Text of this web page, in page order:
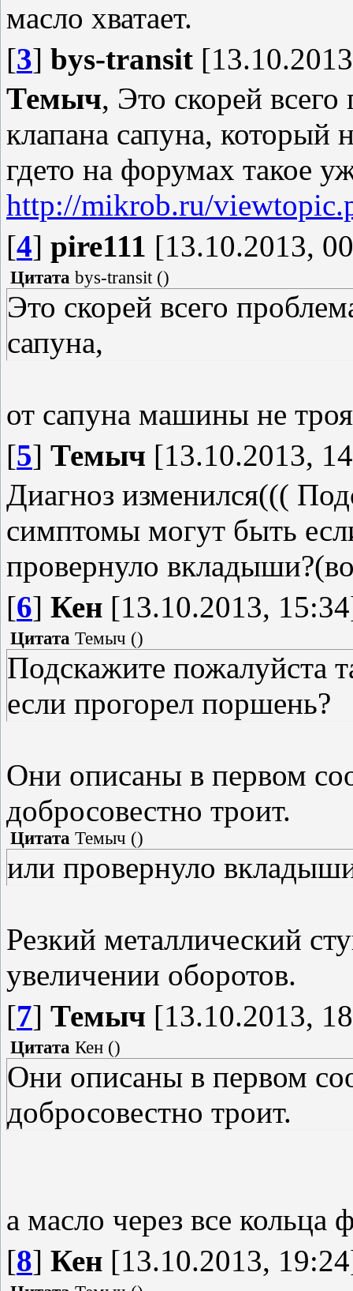
масло хватает.
[3] bys-transit
Темыч, Это скорей
клапана сапуна, который
гдето на форумах такое
http://mikrob.ru/
[4] pire111 [13.10.2013,
Цитата bys-transit()
Это скорей всего
сапуна,
от сапуна машины не
[5] Темыч [13.10.2013,
Диагноз изменился(((
симптомы могут быть
провернуло
[6] Кен [13.10.2013,
Цитата Темыч ()
Подскажите пожалуйста
если прогорел поршень?
Они описаны в первом
добросовестно троит.
Цитата Темыч ()
или провернуло
Резкий металлический
увеличении оборотов.
[7] Темыч [13.10.2013,
Цитата Кен ()
Они описаны в первом
добросовестно троит.
а масло через все кольца
[8] Кен [13.10.2013,